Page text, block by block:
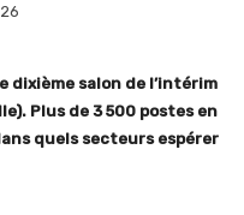
dixième salon de l’intérim
Plus de 3 500 postes en
quels secteurs espérer